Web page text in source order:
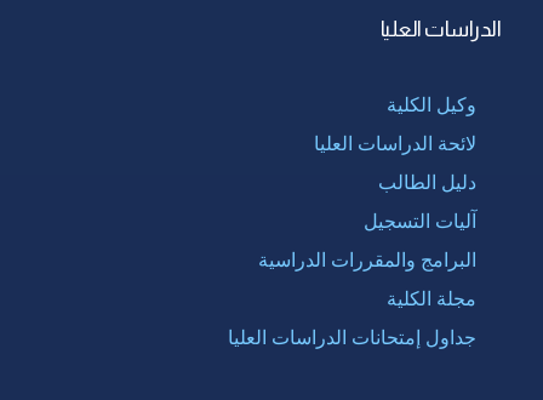
الدراسات العليا
وكيل الكلية
لائحة الدراسات العليا
دليل الطالب
آليات التسجيل
البرامج والمقررات الدراسية
مجلة الكلية
جداول إمتحانات الدراسات العليا